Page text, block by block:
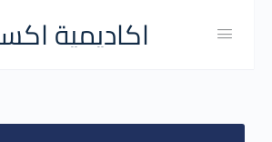
اكاديمية